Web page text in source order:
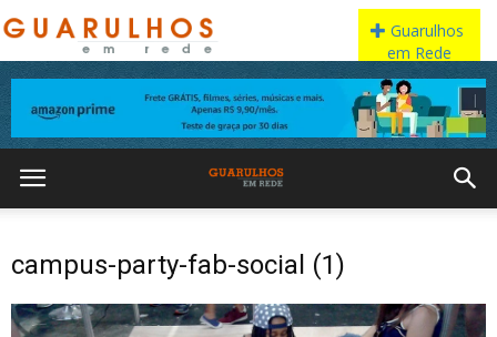
campus-party-fab-social (1)